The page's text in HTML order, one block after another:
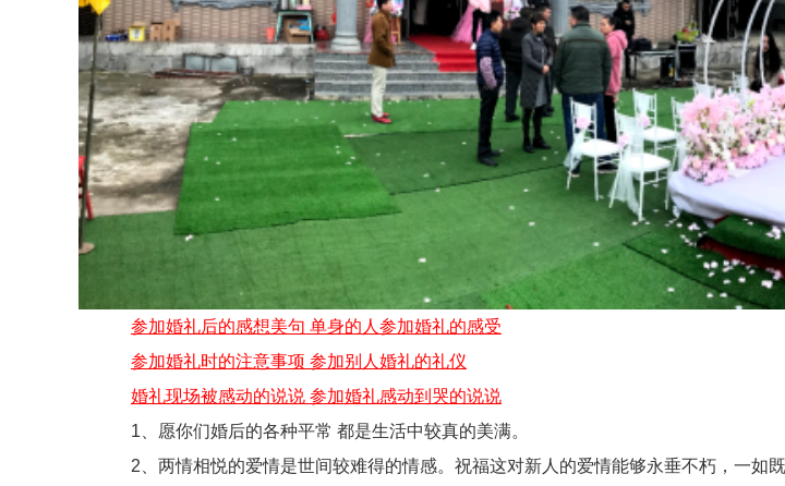
参加婚礼后的感想美句 单身的人参加婚礼的感受
参加婚礼时的注意事项 参加别人婚礼的礼仪
婚礼现场被感动的说说 参加婚礼感动到哭的说说
1、愿你们婚后的各种平常 都是生活中较真的美满。
2、两情相悦的爱情是世间较难得的情感。祝福这对新人的爱情能够永垂不朽，一如